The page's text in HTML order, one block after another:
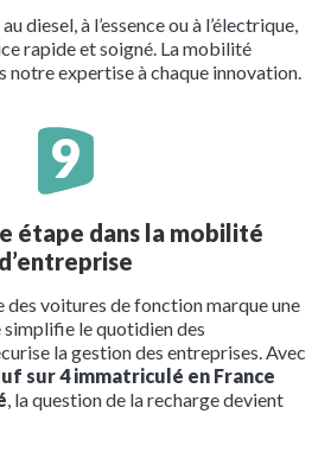
diesel, à l’essence ou à l’électrique,
rapide et soigné. La mobilité
notre expertise à chaque innovation.
étape dans la mobilité
d’entreprise
des voitures de fonction marque une
le quotidien des
la gestion des entreprises. Avec
sur 4 immatriculé en France
, la question de la recharge devient